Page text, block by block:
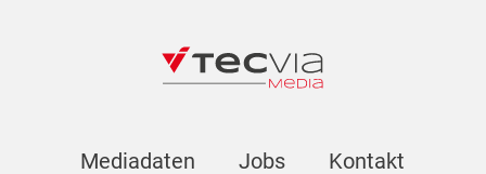
Mediadaten Jobs Kontakt